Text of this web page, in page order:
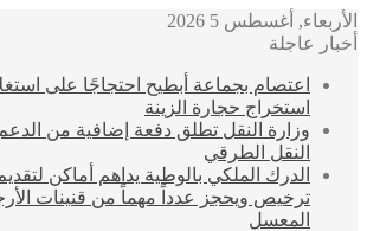
الأربعاء, أغسطس 5 2026
أخبار عاجلة
اعتصام بجماعة أبطيح احتجاجًا على
استخراج حجارة الزينة
وزارة النقل تطلق دفعة إضافية من
النقل الطرقي
الدرك الملكي بالوطية يداهم أماكن
ترخيص ويحجز عدداً مهماً من قنينات
المعسل